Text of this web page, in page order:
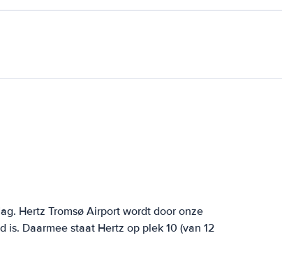
Hertz Tromsø Airport wordt door onze
Daarmee staat Hertz op plek 10 (van 12